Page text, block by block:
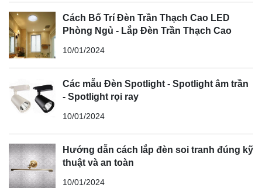
Cách Bố Trí Đèn Trần Thạch Cao LED
Phòng Ngủ - Lắp Đèn Trần Thạch Cao
10/01/2024
Các mẫu Đèn Spotlight - Spotlight âm trần
- Spotlight rọi ray
10/01/2024
Hướng dẫn cách lắp đèn soi tranh đúng kỹ
thuật và an toàn
10/01/2024